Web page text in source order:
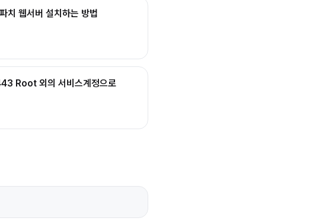
치 웹서버 설치하는 방법
Root 외의 서비스계정으로